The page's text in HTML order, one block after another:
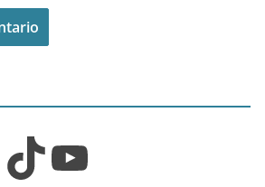
TikTok YouTube